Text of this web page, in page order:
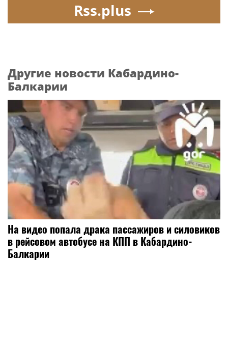
Rss.plus
Другие новости Кабардино-
Балкарии
На видео попала драка пассажиров и силовиков
в рейсовом автобусе на КПП в Кабардино-
Балкарии